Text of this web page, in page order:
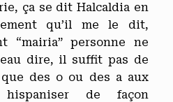
ça se dit Halcaldia en
qu’il me le dit,
“mairia” personne ne
dire, il suffit pas de
des o ou des a aux
de façon